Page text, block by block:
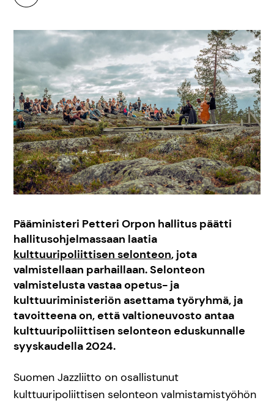
Pääministeri Petteri Orpon hallitus päätti
hallitusohjelmassaan laatia
kulttuuripoliittisen selonteon, jota
valmistellaan parhaillaan. Selonteon
valmistelusta vastaa opetus- ja
kulttuuriministeriön asettama työryhmä, ja
tavoitteena on, että valtioneuvosto antaa
kulttuuripoliittisen selonteon eduskunnalle
syyskaudella 2024.
Suomen Jazzliitto on osallistunut
kulttuuripoliittisen selonteon valmistamistyöhön